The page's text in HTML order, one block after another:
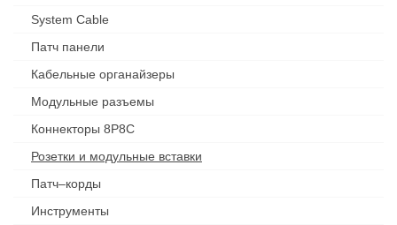
System Cable
Патч панели
Кабельные органайзеры
Модульные разъемы
Коннекторы 8P8C
Розетки и модульные вставки
Патч–корды
Инструменты